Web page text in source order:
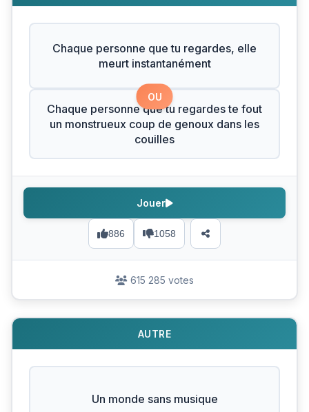
Chaque personne que tu regardes, elle
meurt instantanément
OU
Chaque personne que tu regardes te fout
un monstrueux coup de genoux dans les
couilles
886 1058
Jouer
615 285 votes
AUTRE
Un monde sans musique